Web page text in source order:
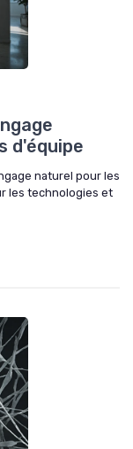
d'équipe
naturel pour les
les technologies et